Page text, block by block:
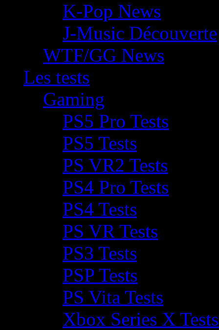
K-Pop News
J-Music Découverte
WTF/GG News
Les tests
Gaming
PS5 Pro Tests
PS5 Tests
PS VR2 Tests
PS4 Pro Tests
PS4 Tests
PS VR Tests
PS3 Tests
PSP Tests
PS Vita Tests
Xbox Series X Tests